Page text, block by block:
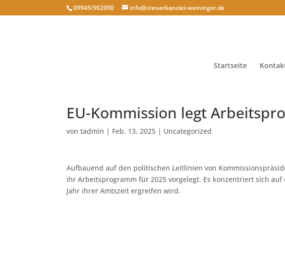
09945/902090 info@steuerkanzlei-weininger.de
Startseite
EU-Kommission legt
vontadmin | Feb. 13, 2025 | Uncategorized
Aufbauend auf den politischen Leitlinien von
ihr Arbeitsprogramm für 2025 vorgelegt. Es konzentriert sich
Jahr ihrer Amtszeit ergreifen wird.